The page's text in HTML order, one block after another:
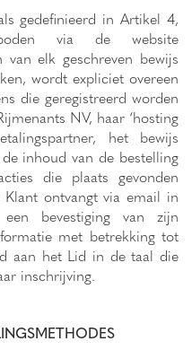
gedefinieerd in Artikel 4,
via de website
van elk geschreven bewijs
wordt expliciet overeen
die geregistreerd worden
NV, haar ‘hosting
het bewijs
inhoud van de bestelling
die plaats gevonden
ontvangt via email in
bevestiging van zijn
met betrekking tot
aan het Lid in de taal die
inschrijving.